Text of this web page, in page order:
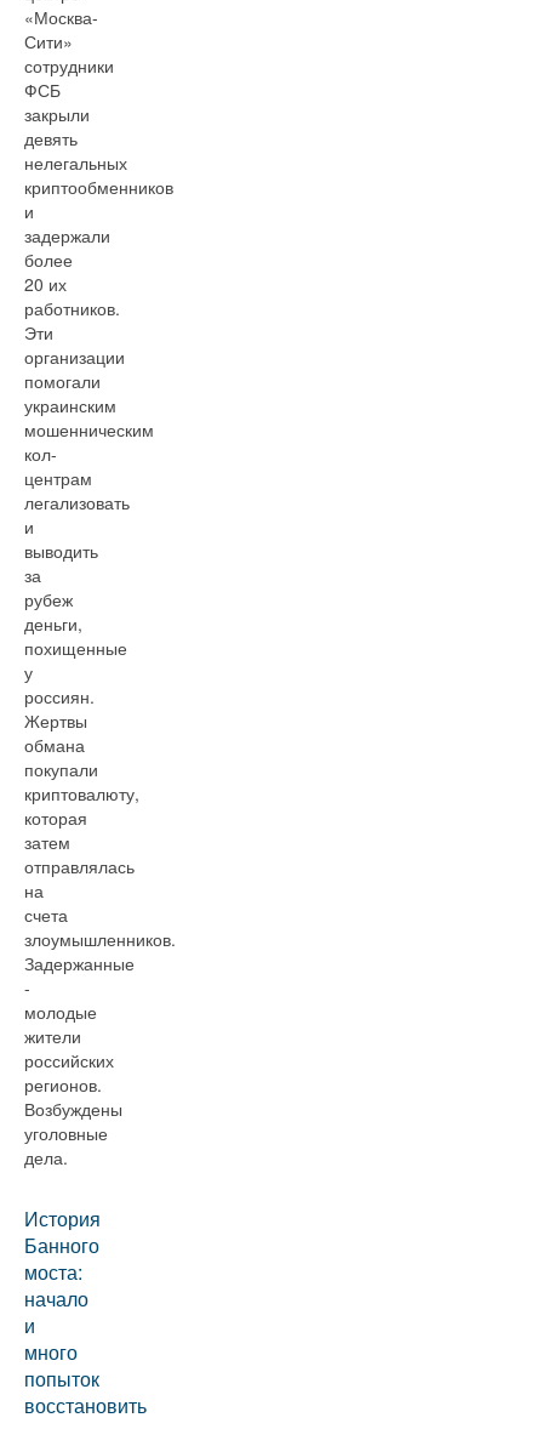
«Москва-
Сити»
сотрудники
ФСБ
закрыли
девять
нелегальных
криптообменников
и
задержали
более
20 их
работников.
Эти
организации
помогали
украинским
мошенническим
кол-
центрам
легализовать
и
выводить
за
рубеж
деньги,
похищенные
у
россиян.
Жертвы
обмана
покупали
криптовалюту,
которая
затем
отправлялась
на
счета
злоумышленников.
Задержанные
-
молодые
жители
российских
регионов.
Возбуждены
уголовные
дела.
История
Банного
моста:
начало
и
много
попыток
восстановить